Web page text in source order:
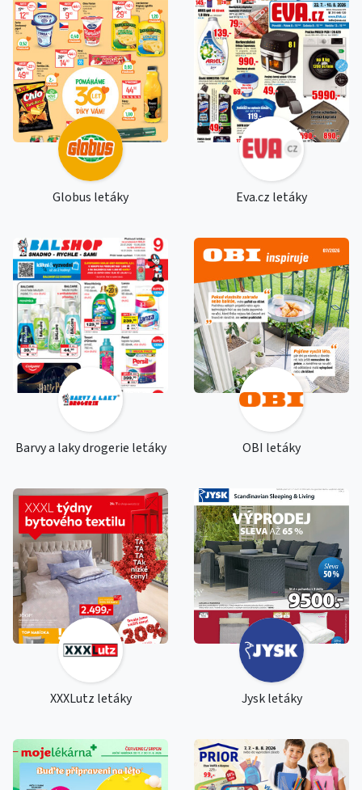
Globus letáky Eva.cz letáky
Barvy a laky drogerie letáky OBI letáky
XXXLutz letáky Jysk letáky